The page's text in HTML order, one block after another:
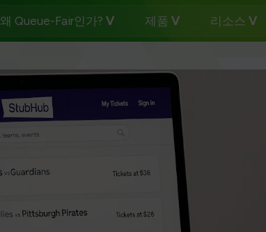
왜 Queue-Fair인가? 제품 리소스